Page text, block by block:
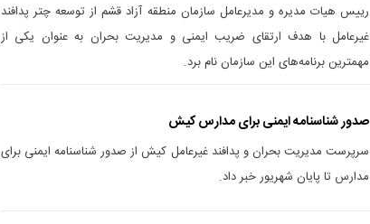
رییس هیات مدیره و مدیرعامل سازمان منطقه آزاد قشم از توسعه چتر پدافند
غیرعامل با هدف ارتقای ضریب ایمنی و مدیریت بحران به عنوان یکی از
مهمترین برنامه‌های این سازمان نام برد.
صدور شناسنامه ایمنی برای مدارس کیش
سرپرست مدیریت بحران و پدافند غیرعامل کیش از صدور شناسنامه ایمنی برای
مدارس تا پایان شهریور خبر داد.